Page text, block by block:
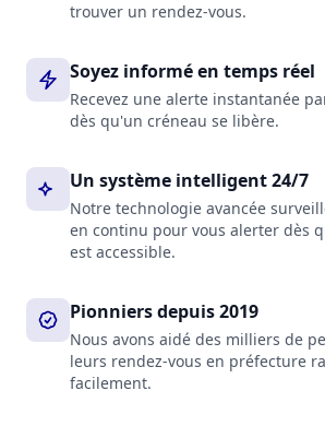
trouver un rendez-vous.
Soyez informé en temps réel
Recevez une alerte instantanée
dès qu'un créneau se libère.
Un système intelligent 24/7
Notre technologie avancée
en continu pour vous alerter dès
est accessible.
Pionniers depuis 2019
Nous avons aidé des milliers de
leurs rendez-vous en préfecture
facilement.